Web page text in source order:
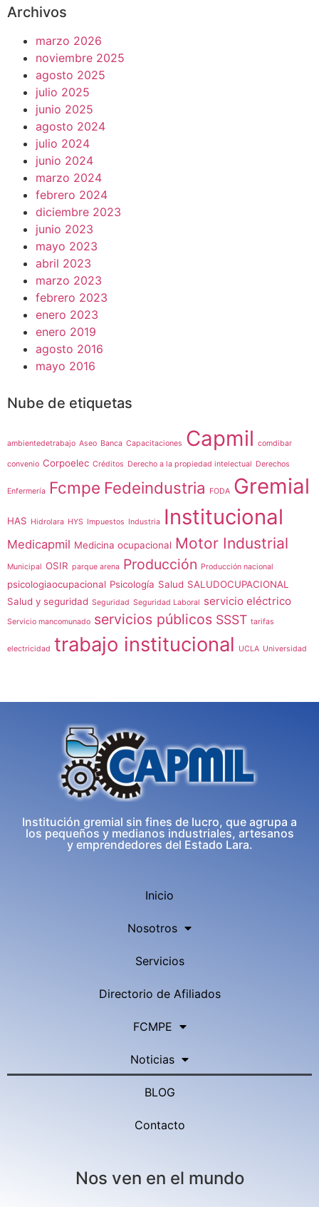
Archivos
marzo 2026
noviembre 2025
agosto 2025
julio 2025
junio 2025
agosto 2024
julio 2024
junio 2024
marzo 2024
febrero 2024
diciembre 2023
junio 2023
mayo 2023
abril 2023
marzo 2023
febrero 2023
enero 2023
enero 2019
agosto 2016
mayo 2016
Nube de etiquetas
ambientedetrabajo Aseo Banca Capacitaciones Capmil comdibar
convenio Corpoelec Créditos Derecho a la propiedad intelectual Derechos
Enfermería Fcmpe Fedeindustria FODA Gremial
HAS Hidrolara HYS Impuestos Industria Institucional
Medicapmil Medicina ocupacional Motor Industrial
Municipal OSIR parque arena Producción Producción nacional
psicologiaocupacional Psicología Salud SALUDOCUPACIONAL
Salud y seguridad Seguridad Seguridad Laboral servicio eléctrico
Servicio mancomunado servicios públicos SSST tarifas
electricidad trabajo institucional UCLA Universidad
Institución gremial sin fines de lucro, que agrupa a
los pequeños y medianos industriales, artesanos
y emprendedores del Estado Lara.
Inicio
Nosotros
Servicios
Directorio de Afiliados
FCMPE
Noticias
BLOG
Contacto
Nos ven en el mundo